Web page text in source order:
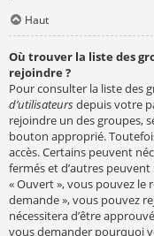
Haut
Où trouver la liste des
rejoindre ?
Pour consulter la liste des
d’utilisateursdepuis votre
rejoindre un des groupes,
bouton approprié.
accès. Certains peuvent
fermés et d’autres
« Ouvert », vous pouvez le
demande », vous pouvez
nécessitera d’être
vous demander pourquoi